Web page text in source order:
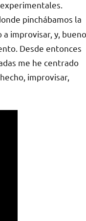
pinchábamos la
improvisar, y,
Desde entonces
me he centrado
improvisar,